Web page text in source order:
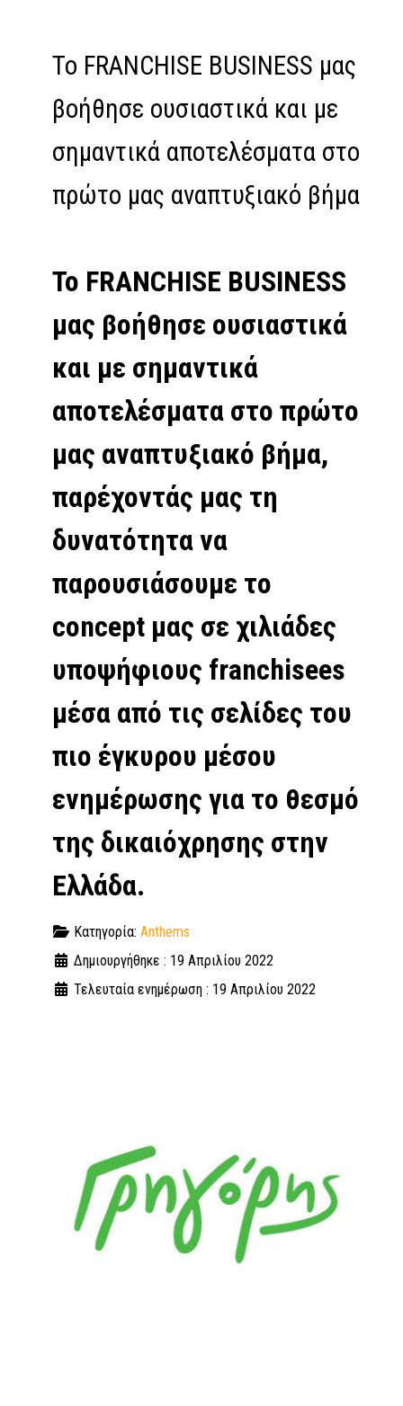
Το FRANCHISE BUSINESS μας
βοήθησε ουσιαστικά και με
σημαντικά αποτελέσματα στο
πρώτο μας αναπτυξιακό βήμα
Το FRANCHISE BUSINESS
μας βοήθησε ουσιαστικά
και με σημαντικά
αποτελέσματα στο πρώτο
μας αναπτυξιακό βήμα,
παρέχοντάς μας τη
δυνατότητα να
παρουσιάσουμε το
concept μας σε χιλιάδες
υποψήφιους franchisees
μέσα από τις σελίδες του
πιο έγκυρου μέσου
ενημέρωσης για το θεσμό
της δικαιόχρησης στην
Ελλάδα.
Κατηγορία: Anthems
Δημιουργήθηκε : 19 Απριλίου 2022
Τελευταία ενημέρωση : 19 Απριλίου 2022